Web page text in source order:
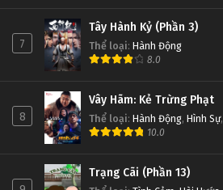
7
Tây Hành Kỷ (Phần 3)
Thể loại: Hành Động
8.0
8
Vây Hãm: Kẻ Trừng Phạt
Thể loại: Hành Động, Hình Sự,
10.0
Trạng Cãi (Phần 13)